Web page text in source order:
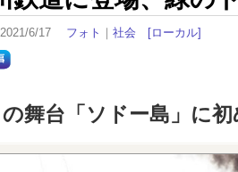
6/17 フォト ｜ 社会 [ローカル]
舞台「ソドー島」に